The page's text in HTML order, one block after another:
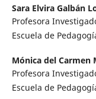
Sara Elvira Galbán
Profesora
Escuela de
Mónica del Carmen
Profesora
Escuela de